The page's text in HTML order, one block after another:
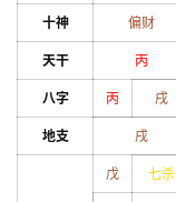
十神 偏财
天干 丙
八字 丙 戌
地支 戌
戊 七杀